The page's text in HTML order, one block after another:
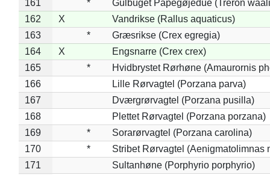
161
*
Gulbuget Papegøjedue (Treron
162
X
Vandrikse (Rallus aquaticus)
163
*
Græsrikse (Crex egregia)
164
X
Engsnarre (Crex crex)
165
*
Hvidbrystet Rørhøne (Amaurornis
166
Lille Rørvagtel (Porzana parva)
167
Dværgrørvagtel (Porzana pusilla)
168
Plettet Rørvagtel (Porzana porzana)
169
*
Sorarørvagtel (Porzana carolina)
170
*
Stribet Rørvagtel (Aenigmatolimnas
171
Sultanhøne (Porphyrio porphyrio)